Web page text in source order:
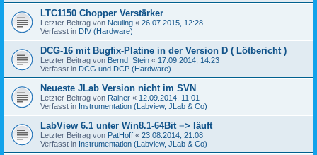
LTC1150 Chopper Verstärker
Letzter Beitrag von Neuling « 26.07.2015, 12:28
Verfasst in DIV (Hardware)
DCG-16 mit Bugfix-Platine in der Version D ( Lötbericht )
Letzter Beitrag von Bernd_Stein « 17.09.2014, 14:23
Verfasst in DCG und DCP (Hardware)
Neueste JLab Version nicht im SVN
Letzter Beitrag von Rainer « 12.09.2014, 11:01
Verfasst in Instrumentation (Labview, JLab & Co)
LabView 6.1 unter Win8.1-64Bit => läuft
Letzter Beitrag von PatHoff « 23.08.2014, 21:08
Verfasst in Instrumentation (Labview, JLab & Co)